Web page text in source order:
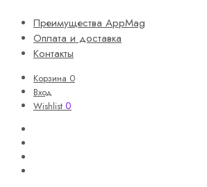
Преимущества AppMag
Оплата и доставка
Контакты
Корзина 0
Вход
Wishlist 0